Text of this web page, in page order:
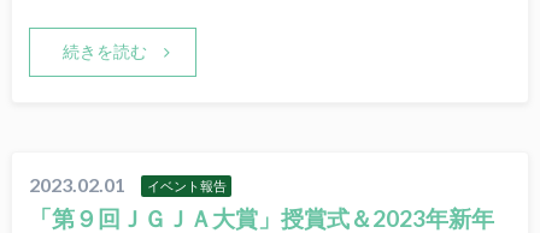
続きを読む
2023.02.01 イベント報告
「第９回ＪＧＪＡ大賞」授賞式＆2023年新年